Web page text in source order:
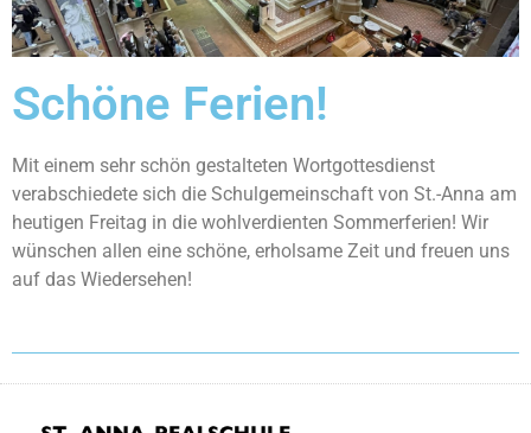
Schöne Ferien!
Mit einem sehr schön gestalteten Wortgottesdienst
verabschiedete sich die Schulgemeinschaft von St.-Anna am
heutigen Freitag in die wohlverdienten Sommerferien! Wir
wünschen allen eine schöne, erholsame Zeit und freuen uns
auf das Wiedersehen!